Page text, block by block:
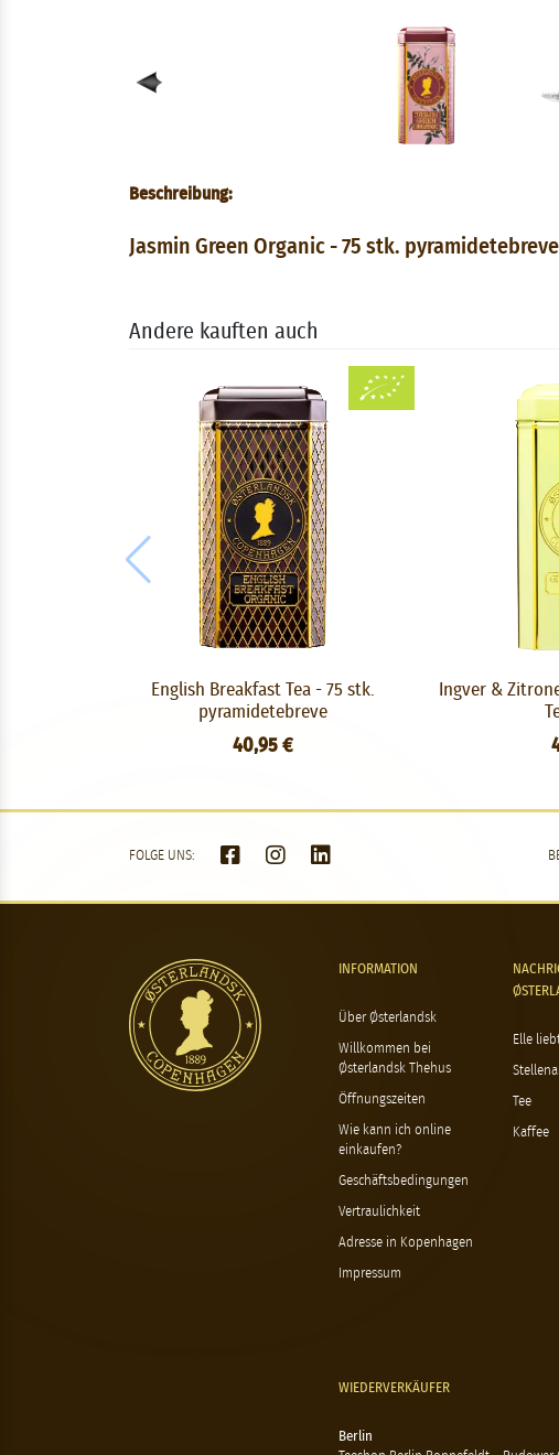
Beschreibung:
Jasmin Green Organic - 75 stk. pyramidetebreve
Andere kauften auch
English Breakfast Tea - 75 stk.
pyramidetebreve
40,95 €
Ingver &
FOLGE UNS:
INFORMATION
Über Østerlandsk
Willkommen bei
Østerlandsk Thehus
Öffnungszeiten
Wie kann ich online
einkaufen?
Geschäftsbedingungen
Vertraulichkeit
Adresse in Kopenhagen
Impressum
Elle
Tee
Kaffee
WIEDERVERKÄUFER
Berlin